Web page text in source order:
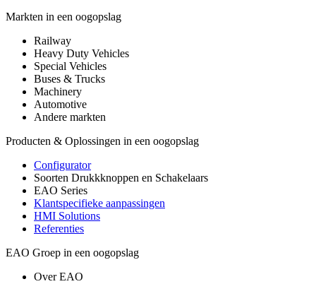
Markten in een oogopslag
Railway
Heavy Duty Vehicles
Special Vehicles
Buses & Trucks
Machinery
Automotive
Andere markten
Producten & Oplossingen in een oogopslag
Configurator
Soorten Drukkknoppen en Schakelaars
EAO Series
Klantspecifieke aanpassingen
HMI Solutions
Referenties
EAO Groep in een oogopslag
Over EAO